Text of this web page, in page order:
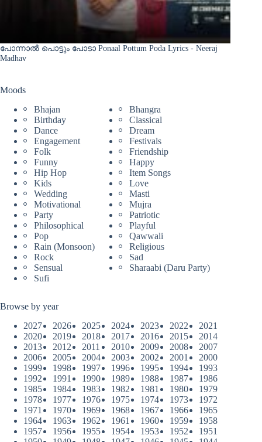
പോന്നാൽ പൊട്ടും പോടാ Ponaal Pottum Poda Lyrics - Neeraj
Madhav
Moods
Bhajan
Bhangra
Birthday
Classical
Dance
Dream
Engagement
Festivals
Folk
Friendship
Funny
Happy
Hip Hop
Item Songs
Kids
Love
Wedding
Masti
Motivational
Mujra
Party
Patriotic
Philosophical
Playful
Pop
Qawwali
Rain (Monsoon)
Religious
Rock
Sad
Sensual
Sharaabi (Daru Party)
Sufi
Browse by year
2027
2026 2025 2024 2023 2022
2021
2020
2019 2018 2017 2016 2015
2014
2013
2012 2011 2010 2009 2008
2007
2006
2005 2004 2003 2002 2001
2000
1999
1998 1997 1996 1995 1994
1993
1992
1991 1990 1989 1988 1987
1986
1985
1984 1983 1982 1981 1980
1979
1978
1977 1976 1975 1974 1973
1972
1971
1970 1969 1968 1967 1966
1965
1964
1963 1962 1961 1960 1959
1958
1957
1956 1955 1954 1953 1952
1951